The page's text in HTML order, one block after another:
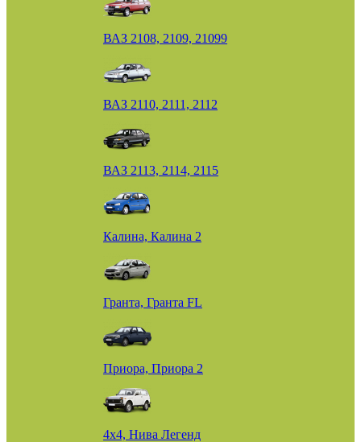
ВАЗ 2108, 2109, 21099
ВАЗ 2110, 2111, 2112
ВАЗ 2113, 2114, 2115
Калина, Калина 2
Гранта, Гранта FL
Приора, Приора 2
4х4, Нива Легенд